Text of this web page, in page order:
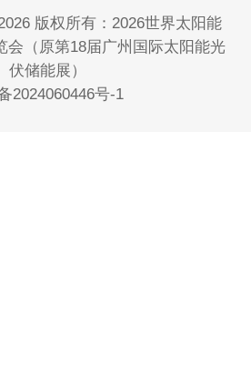
版权所有：2026世界太阳能
会（原第18届广州国际太阳能光
伏储能展）
2024060446号-1